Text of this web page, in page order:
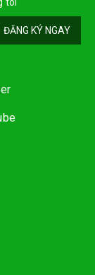
tôi
ĐĂNG KÝ NGAY